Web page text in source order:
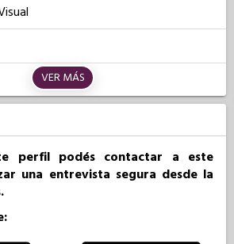
VER MÁS
perfil podés contactar a este
una entrevista segura desde la